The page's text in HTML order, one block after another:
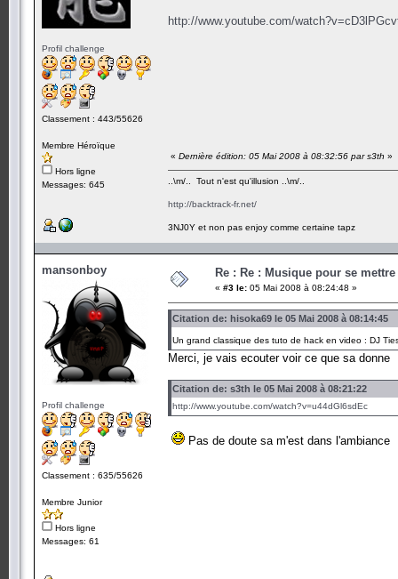
Profil challenge
Classement : 443/55626
Membre Héroïque
Hors ligne
Messages: 645
http://www.youtube.com/
« Dernière édition: 05 Mai 2008 à 08:32:56 par s3th »
..\m/.. Tout n'est qu'illusion ..\m/..
http://backtrack-fr.net/
3NJ0Y et non pas enjoy comme certaine tapz
mansonboy
Profil challenge
Classement : 635/55626
Membre Junior
Hors ligne
Messages: 61
Re : Re : Musique pour se
« #3 le: 05 Mai 2008 à 08:24:48 »
Citation de: hisoka69 le 05 Mai 2008 à 08:14:45
Un grand classique des tuto de hack en video : DJ
Merci, je vais ecouter voir ce que sa donne
Citation de: s3th le 05 Mai 2008 à 08:21:22
http://www.youtube.com/watch?v=u44dGl6sdEc
Pas de doute sa m'est dans l'ambiance